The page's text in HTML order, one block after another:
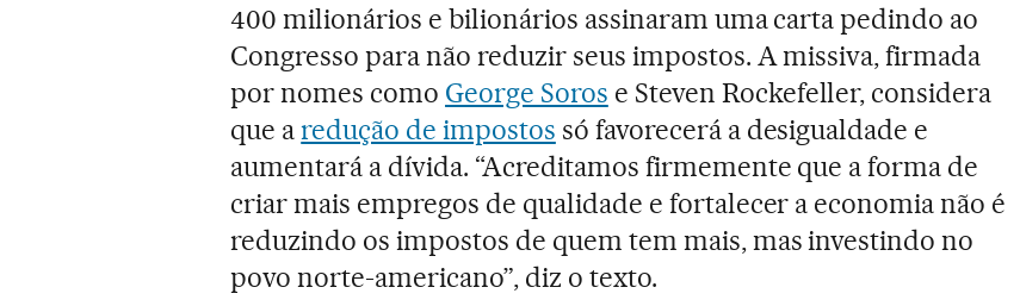
400 milionários e bilionários assinaram uma carta pedindo ao
Congresso para não reduzir seus impostos. A missiva, firmada
por nomes como George Soros e Steven Rockefeller, considera
que aredução de impostos só favorecerá a desigualdade e
aumentará a dívida. “Acreditamos firmemente que a forma de
criar mais empregos de qualidade e fortalecer a economia não é
reduzindo os impostos de quem tem mais, mas investindo no
povo norte-americano”, diz o texto.